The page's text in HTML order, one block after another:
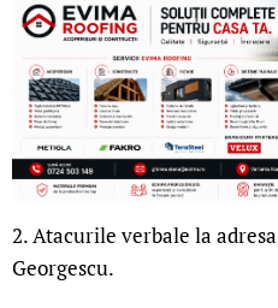
2. Atacurile verbale la
Georgescu.